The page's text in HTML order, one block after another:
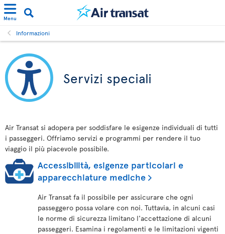
Menu
Informazioni
Servizi speciali
Air Transat si adopera per soddisfare le esigenze individuali di tutti
i passeggeri. Offriamo servizi e programmi per rendere il tuo
viaggio il più piacevole possibile.
Accessibilità, esigenze particolari e
apparecchiature mediche
Air Transat fa il possibile per assicurare che ogni
passeggero possa volare con noi. Tuttavia, in alcuni casi
le norme di sicurezza limitano l'accettazione di alcuni
passeggeri. Esamina i regolamenti e le limitazioni vigenti